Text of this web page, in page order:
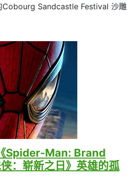
Cobourg Sandcastle Festival 沙雕
Spider-Man: Brand
：崭新之日》英雄的孤